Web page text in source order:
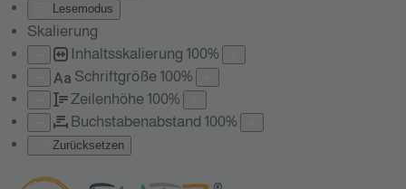
Lesemodus
Skalierung
Inhaltsskalierung 100%
Aa Schriftgröße 100%
Zeilenhöhe 100%
Buchstabenabstand 100%
Zurücksetzen